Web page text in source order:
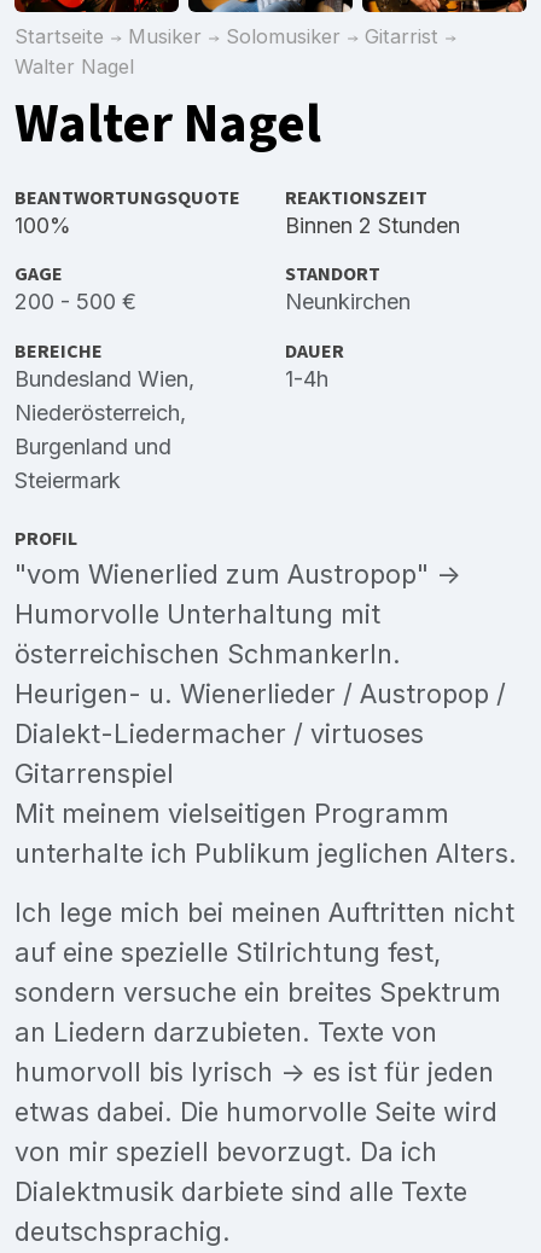
Startseite Musiker Solomusiker
Gitarrist
Walter Nagel
Walter Nagel
BEANTWORTUNGSQUOTE
100%
REAKTIONSZEIT
Binnen 2 Stunden
GAGE
200 - 500 €
STANDORT
Neunkirchen
BEREICHE
Bundesland Wien,
Niederösterreich,
Burgenland und
Steiermark
DAUER
1-4h
PROFIL
"vom Wienerlied zum Austropop" ->
Humorvolle Unterhaltung mit
österreichischen Schmankerln.
Heurigen- u. Wienerlieder / Austropop /
Dialekt-Liedermacher / virtuoses
Gitarrenspiel
Mit meinem vielseitigen Programm
unterhalte ich Publikum jeglichen Alters.
Ich lege mich bei meinen Auftritten nicht
auf eine spezielle Stilrichtung fest,
sondern versuche ein breites Spektrum
an Liedern darzubieten. Texte von
humorvoll bis lyrisch -> es ist für jeden
etwas dabei. Die humorvolle Seite wird
von mir speziell bevorzugt. Da ich
Dialektmusik darbiete sind alle Texte
deutschsprachig.